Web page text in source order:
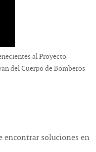
al Proyecto
del Cuerpo de Bomberos
encontrar soluciones en